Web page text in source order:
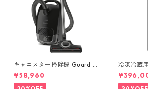
キャニスター掃除機 Guard S1
STBO 0 Cat & Dog
¥58,960
冷凍冷蔵